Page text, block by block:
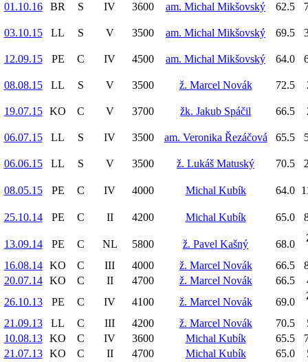
01.10.16 BR S IV 3600 am. Michal Mikšovský 62.5
03.10.15 LL S V 3500 am. Michal Mikšovský 69.5
12.09.15 PE C IV 4500 am. Michal Mikšovský 64.0
08.08.15 LL S V 3500 ž. Marcel Novák 72.5
19.07.15 KO C V 3700 žk. Jakub Spáčil 66.5
06.07.15 LL S IV 3500 am. Veronika Řezáčová 65.5
06.06.15 LL S V 3500 ž. Lukáš Matuský 70.5
08.05.15 PE C IV 4000 Michal Kubík 64.0
25.10.14 PE C II 4200 Michal Kubík 65.0
13.09.14 PE C NL 5800 ž. Pavel Kašný 68.0
16.08.14 KO C III 4000 ž. Marcel Novák 66.5
20.07.14
KO C II 4700 ž. Marcel Novák 66.5
26.10.13
PE C IV 4100 ž. Marcel Novák 69.0
21.09.13 LL C III 4200 ž. Marcel Novák 70.5
10.08.13
KO C IV 3600 Michal Kubík 65.5
21.07.13
KO C II 4700 Michal Kubík 65.0